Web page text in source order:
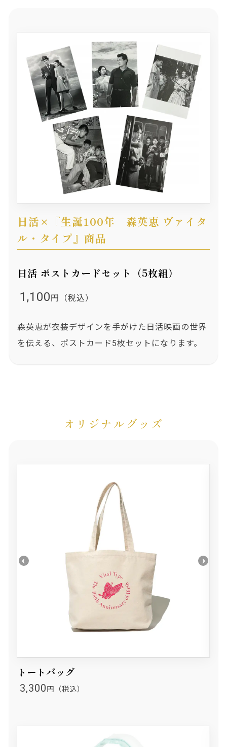
日活×『生誕100年 森英恵 ヴァイタ
ル・タイプ』商品
日活 ポストカードセット（5枚組）
1,100円（税込）
森英恵が衣装デザインを手がけた日活映画の世界
を伝える、ポストカード5枚セットになります。
オリジナルグッズ
トートバッグ
3,300 円（税込）